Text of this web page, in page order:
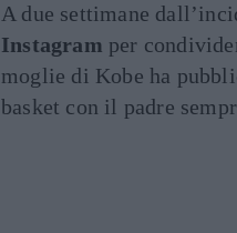
A due settimane
Instagram per
moglie di Kobe ha
basket con il padre